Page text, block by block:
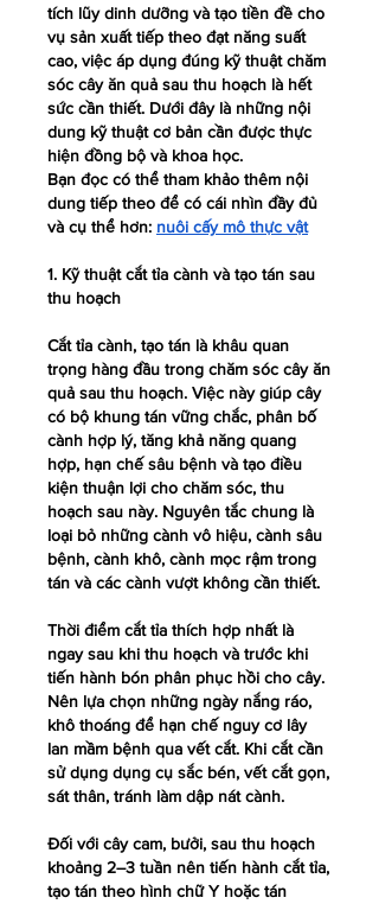
tích lũy dinh dưỡng và tạo tiền đề cho
vụ sản xuất tiếp theo đạt năng suất
cao, việc áp dụng đúng kỹ thuật chăm
sóc cây ăn quả sau thu hoạch là hết
sức cần thiết. Dưới đây là những nội
dung kỹ thuật cơ bản cần được thực
hiện đồng bộ và khoa học.
Bạn đọc có thể tham khảo thêm nội
dung tiếp theo để có cái nhìn đầy đủ
và cụ thể hơn: nuôi cấy mô thực vật
1. Kỹ thuật cắt tỉa cành và tạo tán sau
thu hoạch
Cắt tỉa cành, tạo tán là khâu quan
trọng hàng đầu trong chăm sóc cây ăn
quả sau thu hoạch. Việc này giúp cây
có bộ khung tán vững chắc, phân bố
cành hợp lý, tăng khả năng quang
hợp, hạn chế sâu bệnh và tạo điều
kiện thuận lợi cho chăm sóc, thu
hoạch sau này. Nguyên tắc chung là
loại bỏ những cành vô hiệu, cành sâu
bệnh, cành khô, cành mọc rậm trong
tán và các cành vượt không cần thiết.
Thời điểm cắt tỉa thích hợp nhất là
ngay sau khi thu hoạch và trước khi
tiến hành bón phân phục hồi cho cây.
Nên lựa chọn những ngày nắng ráo,
khô thoáng để hạn chế nguy cơ lây
lan mầm bệnh qua vết cắt. Khi cắt cần
sử dụng dụng cụ sắc bén, vết cắt gọn,
sát thân, tránh làm dập nát cành.
Đối với cây cam, bưởi, sau thu hoạch
khoảng 2–3 tuần nên tiến hành cắt tỉa,
tạo tán theo hình chữ Y hoặc tán